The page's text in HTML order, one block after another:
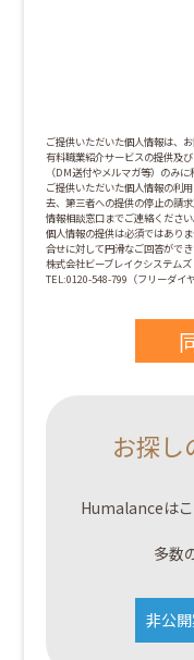
ご提供いただいた個人情報は、
有料職業紹介サービスの提供及
（DM送付やメルマガ等）のみに
ご提供いただいた個人情報の利
去、第三者への提供の停止の請
情報相談窓口までご連絡ください
個人情報の提供は必須ではあり
合せに対して円滑なご回答ができ
株式会社ビーブレイクシステム
TEL:0120-548-799（フリーダイヤ
お探し
Humalanceは
多数
非公